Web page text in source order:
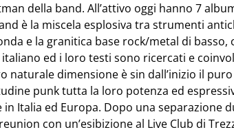
della band. All’attivo oggi hanno 7
è la miscela esplosiva tra strumenti
e la granitica base rock/metal di
ed i loro testi sono ricercati e
naturale dimensione è sin dall’inizio il
punk tutta la loro potenza ed
in Italia ed Europa. Dopo una separazione
con un’esibizione al Live Club di